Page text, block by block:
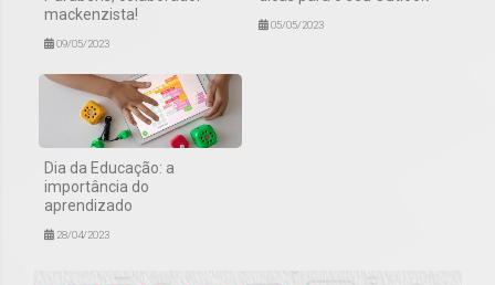
mackenzista!
09/05/2023
05/05/2023
Dia da Educação: a
importância do
aprendizado
28/04/2023